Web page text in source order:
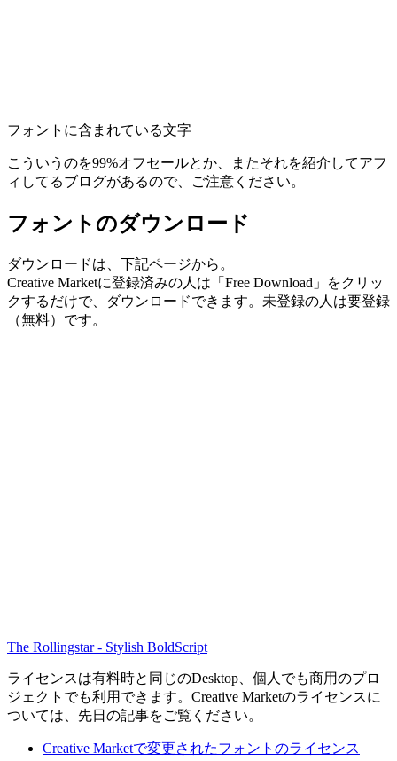
フォントに含まれている文字
こういうのを99%オフセールとか、またそれを紹介してアフ
ィしてるブログがあるので、ご注意ください。
フォントのダウンロード
ダウンロードは、下記ページから。
Creative Marketに登録済みの人は「Free Download」をクリッ
クするだけで、ダウンロードできます。未登録の人は要登録
（無料）です。
The Rollingstar - Stylish BoldScript
ライセンスは有料時と同じのDesktop、個人でも商用のプロ
ジェクトでも利用できます。Creative Marketのライセンスに
ついては、先日の記事をご覧ください。
Creative Marketで変更されたフォントのライセンス